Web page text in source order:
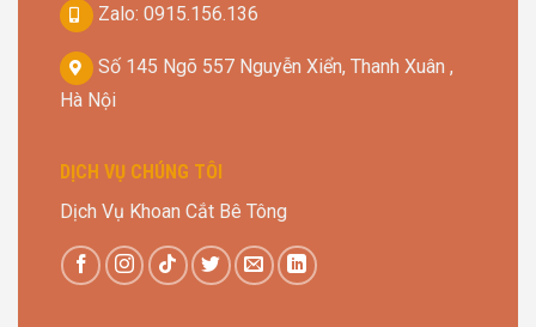
Zalo: 0915.156.136
Số 145 Ngõ 557 Nguyễn Xiển, Thanh Xuân ,
Hà Nội
DỊCH VỤ CHÚNG TÔI
Dịch Vụ Khoan Cắt Bê Tông